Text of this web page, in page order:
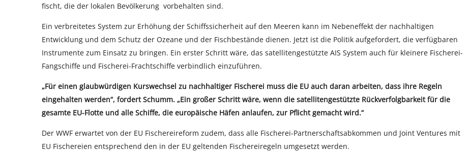
fischt, die der lokalen Bevölkerung vorbehalten sind.
Ein verbreitetes System zur Erhöhung der Schiffssicherheit auf den Meeren kann im Nebeneffekt der nachhaltigen
Entwicklung und dem Schutz der Ozeane und der Fischbestände dienen. Jetzt ist die Politik aufgefordert, die verfügbaren
Instrumente zum Einsatz zu bringen. Ein erster Schritt wäre, das satellitengestützte AIS System auch für kleinere Fischerei-
Fangschiffe und Fischerei-Frachtschiffe verbindlich einzuführen.
„Für einen glaubwürdigen Kurswechsel zu nachhaltiger Fischerei muss die EU auch daran arbeiten, dass ihre Regeln
eingehalten werden“, fordert Schumm. „Ein großer Schritt wäre, wenn die satellitengestützte Rückverfolgbarkeit für die
gesamte EU-Flotte und alle Schiffe, die europäische Häfen anlaufen, zur Pflicht gemacht wird.“
Der WWF erwartet von der EU Fischereireform zudem, dass alle Fischerei-Partnerschaftsabkommen und Joint Ventures mit
EU Fischereien entsprechend den in der EU geltenden Fischereiregeln umgesetzt werden.